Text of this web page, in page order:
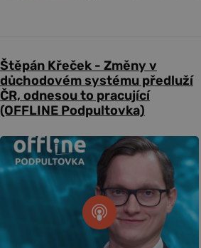
Štěpán Křeček - Změny v
důchodovém systému předluží
ČR, odnesou to pracující
(OFFLINE Podpultovka)